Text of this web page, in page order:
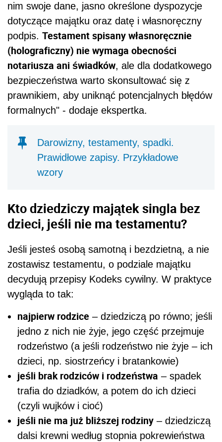
nim swoje dane, jasno określone dyspozycje
dotyczące majątku oraz datę i własnoręczny
podpis. Testament spisany własnoręcznie
(holograficzny) nie wymaga obecności
notariusza ani świadków, ale dla dodatkowego
bezpieczeństwa warto skonsultować się z
prawnikiem, aby uniknąć potencjalnych błędów
formalnych" - dodaje ekspertka.
Darowizny, testamenty, spadki.
Prawidłowe zapisy. Przykładowe
wzory
Kto dziedziczy majątek singla bez
dzieci, jeśli nie ma testamentu?
Jeśli jesteś osobą samotną i bezdzietną, a nie
zostawisz testamentu, o podziale majątku
decydują przepisy Kodeks cywilny. W praktyce
wygląda to tak:
najpierw rodzice – dziedziczą po równo; jeśli
jedno z nich nie żyje, jego część przejmuje
rodzeństwo (a jeśli rodzeństwo nie żyje – ich
dzieci, np. siostrzeńcy i bratankowie)
jeśli brak rodziców i rodzeństwa – spadek
trafia do dziadków, a potem do ich dzieci
(czyli wujków i cioć)
jeśli nie ma już bliższej rodziny – dziedziczą
dalsi krewni według stopnia pokrewieństwa